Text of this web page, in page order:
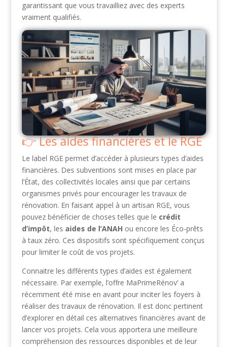
garantissant que vous travailliez avec des experts
vraiment qualifiés.
Les aides financières et le RGE
Le label RGE permet d’accéder à plusieurs types d’aides
financières. Des subventions sont mises en place par
l’État, des collectivités locales ainsi que par certains
organismes privés pour encourager les travaux de
rénovation. En faisant appel à un artisan RGE, vous
pouvez bénéficier de choses telles que le crédit
d’impôt, les aides de l’ANAH ou encore les Éco-prêts
à taux zéro. Ces dispositifs sont spécifiquement conçus
pour limiter le coût de vos projets.
Connaitre les différents types d’aides est également
nécessaire. Par exemple, l’offre MaPrimeRénov’ a
récemment été mise en avant pour inciter les foyers à
réaliser des travaux de rénovation. Il est donc pertinent
d’explorer en détail ces alternatives financières avant de
lancer vos projets. Cela vous apportera une meilleure
compréhension des ressources disponibles et de leur